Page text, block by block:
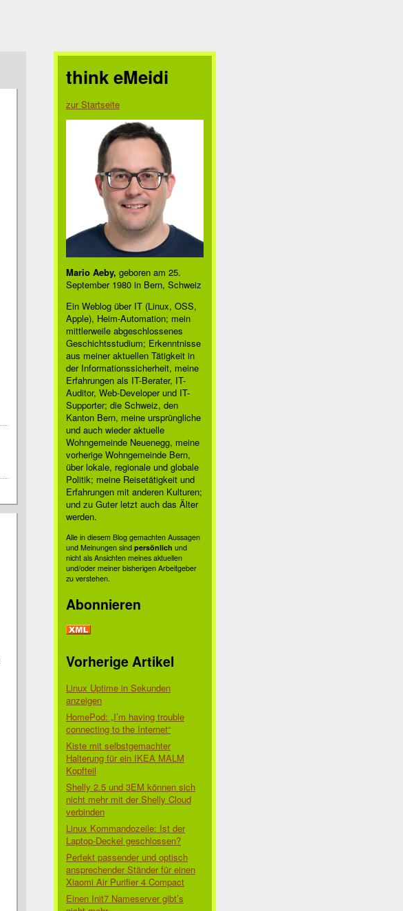
think eMeidi
zur Startseite
Mario Aeby, geboren am 25.
September 1980 in Bern, Schweiz
Ein Weblog über IT (Linux, OSS,
Apple), Heim-Automation; mein
mittlerweile abgeschlossenes
Geschichtsstudium; Erkenntnisse
aus meiner aktuellen Tätigkeit in
der Informationssicherheit, meine
Erfahrungen als IT-Berater, IT-
Auditor, Web-Developer und IT-
Supporter; die Schweiz, den
Kanton Bern, meine ursprüngliche
und auch wieder aktuelle
Wohngemeinde Neuenegg, meine
vorherige Wohngemeinde Bern,
über lokale, regionale und globale
Politik; meine Reisetätigkeit und
Erfahrungen mit anderen Kulturen;
und zu Guter letzt auch das Älter
werden.
Alle in diesem Blog gemachten Aussagen
und Meinungen sind persönlich und
nicht als Ansichten meines aktuellen
und/oder meiner bisherigen Arbeitgeber
zu verstehen.
Abonnieren
Vorherige Artikel
Linux Uptime in Sekunden
anzeigen
HomePod: „I’m having trouble
connecting to the Internet“
Kiste mit selbstgemachter
Halterung für ein IKEA MALM
Kopfteil
Shelly 2.5 und 3EM können sich
nicht mehr mit der Shelly Cloud
verbinden
Linux Kommandozeile: Ist der
Laptop-Deckel geschlossen?
Perfekt passender und optisch
ansprechender Ständer für einen
Xiaomi Air Purifier 4 Compact
Einen Init7 Nameserver gibt’s